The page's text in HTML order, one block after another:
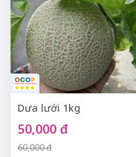
Dưa lưới 1kg
50,000 đ
60,000 đ